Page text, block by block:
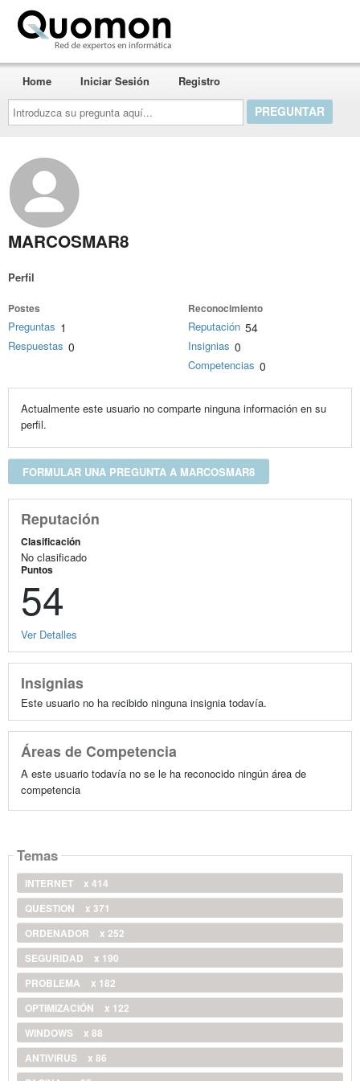
Introduzca
su
pregunta
aquí...
Home Iniciar Sesión Registro
MARCOSMAR8
Perfil
Postes
Preguntas 1
Respuestas 0
Reconocimiento
Reputación 54
Insignias 0
Competencias 0
Actualmente este usuario no comparte ninguna información en su
perfil.
FORMULAR UNA PREGUNTA A MARCOSMAR8
Reputación
Clasificación
No clasificado
Puntos
54
Ver Detalles
Insignias
Este usuario no ha recibido ninguna insignia todavía.
Áreas de Competencia
A este usuario todavía no se le ha reconocido ningún área de
competencia
Temas
INTERNET
x 414
QUESTION
x 371
ORDENADOR
x 252
SEGURIDAD
x 190
PROBLEMA
x 182
OPTIMIZACIÓN
x 122
WINDOWS
x 88
ANTIVIRUS
x 86